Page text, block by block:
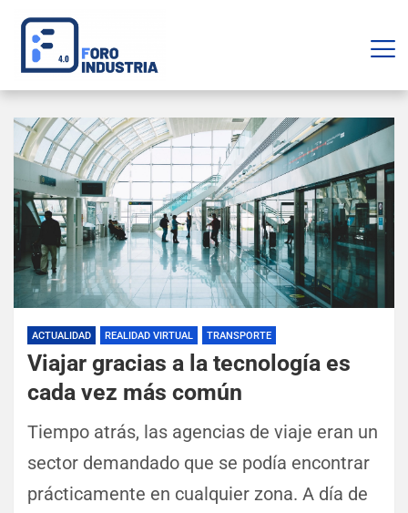
ACTUALIDAD REALIDAD VIRTUAL TRANSPORTE
Viajar gracias a la tecnología es
cada vez más común
Tiempo atrás, las agencias de viaje eran un
sector demandado que se podía encontrar
prácticamente en cualquier zona. A día de